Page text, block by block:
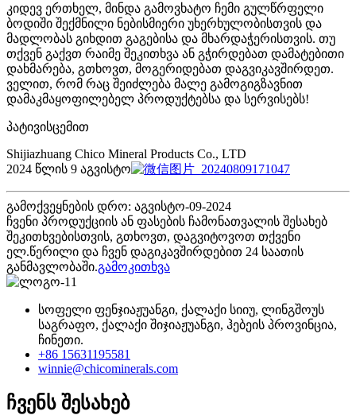
კიდევ ერთხელ, მინდა გამოვხატო ჩემი გულწრფელი
ბოდიში შექმნილი ნებისმიერი უხერხულობისთვის და
მადლობას გიხდით გაგებისა და მხარდაჭერისთვის. თუ
თქვენ გაქვთ რაიმე შეკითხვა ან გჭირდებათ დამატებითი
დახმარება, გთხოვთ, მოგერიდებათ დაგვიკავშირდეთ.
ველით, რომ რაც შეიძლება მალე გამოგიგზავნით
დამაკმაყოფილებელ პროდუქტებსა და სერვისებს!
პატივისცემით
Shijiazhuang Chico Mineral Products Co., LTD
2024 წლის 9 აგვისტო
გამოქვეყნების დრო: აგვისტო-09-2024
ჩვენი პროდუქციის ან ფასების ჩამონათვალის შესახებ
შეკითხვებისთვის, გთხოვთ, დაგვიტოვოთ თქვენი
ელ.წერილი და ჩვენ დაგიკავშირდებით 24 საათის
განმავლობაში.გამოკითხვა
სოფელი ფენჯიაჟუანგი, ქალაქი სიიუ, ლინგშოუს
საგრაფო, ქალაქი შიჯიაჟუანგი, ჰებეის პროვინცია,
ჩინეთი.
+86 15631195581
winnie@chicominerals.com
ჩვენს შესახებ